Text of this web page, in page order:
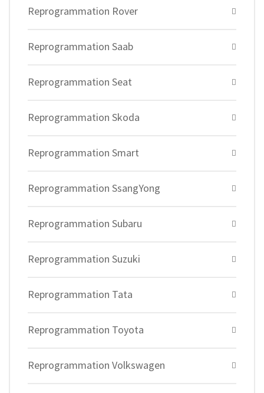
Reprogrammation Rover
Reprogrammation Saab
Reprogrammation Seat
Reprogrammation Skoda
Reprogrammation Smart
Reprogrammation SsangYong
Reprogrammation Subaru
Reprogrammation Suzuki
Reprogrammation Tata
Reprogrammation Toyota
Reprogrammation Volkswagen